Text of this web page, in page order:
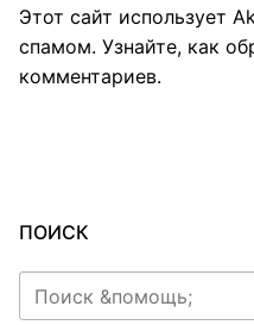
Этот сайт использует
спамом. Узнайте, как
комментариев.
ПОИСК
Найти: